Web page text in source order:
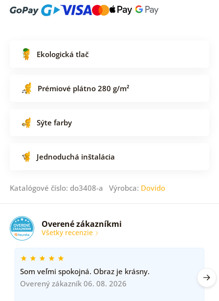
Ekologická tlač
Prémiové plátno 280 g/m²
Sýte farby
Jednoduchá inštalácia
Katalógové číslo: do3408-a Výrobca: Dovido
Overené zákazníkmi
Všetky recenzie
Som veľmi spokojná. Obraz je krásny.
Overený zákazník 06. 08. 2026